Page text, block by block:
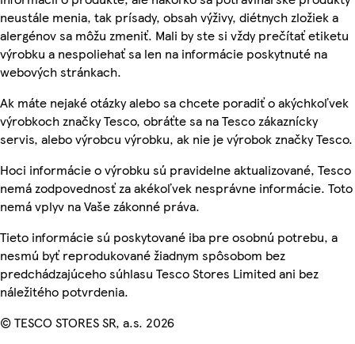
neustále menia, tak prísady, obsah výživy, diétnych zložiek a
alergénov sa môžu zmeniť. Mali by ste si vždy prečítať etiketu
výrobku a nespoliehať sa len na informácie poskytnuté na
webových stránkach.
Ak máte nejaké otázky alebo sa chcete poradiť o akýchkoľvek
výrobkoch značky Tesco, obráťte sa na Tesco zákaznícky
servis, alebo výrobcu výrobku, ak nie je výrobok značky Tesco.
Hoci informácie o výrobku sú pravidelne aktualizované, Tesco
nemá zodpovednosť za akékoľvek nesprávne informácie. Toto
nemá vplyv na Vaše zákonné práva.
Tieto informácie sú poskytované iba pre osobnú potrebu, a
nesmú byť reprodukované žiadnym spôsobom bez
predchádzajúceho súhlasu Tesco Stores Limited ani bez
náležitého potvrdenia.
© TESCO STORES SR, a.s. 2026